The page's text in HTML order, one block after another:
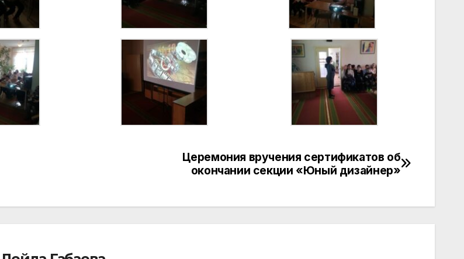
Церемония вручения сертификатов об
окончании секции «Юный дизайнер»